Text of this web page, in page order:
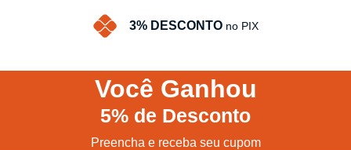
3% DESCONTO no PIX
Você Ganhou
5% de Desconto
Preencha e receba seu cupom